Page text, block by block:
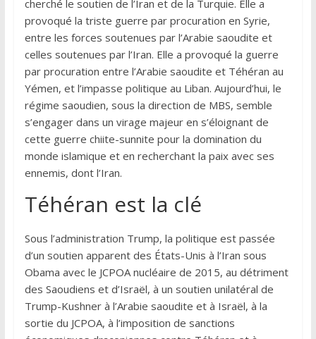
cherché le soutien de l’Iran et de la Turquie. Elle a
provoqué la triste guerre par procuration en Syrie,
entre les forces soutenues par l’Arabie saoudite et
celles soutenues par l’Iran. Elle a provoqué la guerre
par procuration entre l’Arabie saoudite et Téhéran au
Yémen, et l’impasse politique au Liban. Aujourd’hui, le
régime saoudien, sous la direction de MBS, semble
s’engager dans un virage majeur en s’éloignant de
cette guerre chiite-sunnite pour la domination du
monde islamique et en recherchant la paix avec ses
ennemis, dont l’Iran.
Téhéran est la clé
Sous l’administration Trump, la politique est passée
d’un soutien apparent des États-Unis à l’Iran sous
Obama avec le JCPOA nucléaire de 2015, au détriment
des Saoudiens et d’Israël, à un soutien unilatéral de
Trump-Kushner à l’Arabie saoudite et à Israël, à la
sortie du JCPOA, à l’imposition de sanctions